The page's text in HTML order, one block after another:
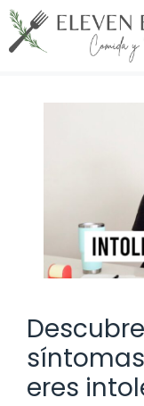
Saltar
al
contenido
eres